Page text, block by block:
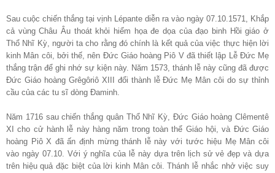
Sau cuộc chiến thắng tại vịnh Lépante diễn ra vào ngày 07.10.1571, Khắp
cả vùng Châu Âu thoát khỏi hiểm họa đe dọa của đạo binh Hồi giáo ở
Thổ Nhĩ Kỳ, người ta cho rằng đó chính là kết quả của việc thực hiện lời
kinh Mân côi, bởi thế, nên Đức Giáo hoàng Piô V đã thiết lập Lễ Đức Mẹ
thắng trận để ghi nhớ sự kiện này. Năm 1573, thánh lễ này cũng đã được
Đức Giáo hoàng Grêgôriô XIII đổi thành lễ Đức Mẹ Mân côi do sự thỉnh
cầu của các tu sĩ dòng Đaminh.
Năm 1716 sau chiến thắng quân Thổ Nhĩ Kỳ, Đức Giáo hoàng Clêmentê
XI cho cử hành lễ này hàng năm trong toàn thể Giáo hội, và Đức Giáo
hoàng Piô X đã ấn định mừng thánh lễ này với tước hiệu Mẹ Mân côi
vào ngày 07.10. Với ý nghĩa của lễ này dựa trên lịch sử vẻ đẹp và dựa
trên hiệu quả đặc biệt của lời kinh Mân côi. Thánh lễ nhắc nhở việc suy